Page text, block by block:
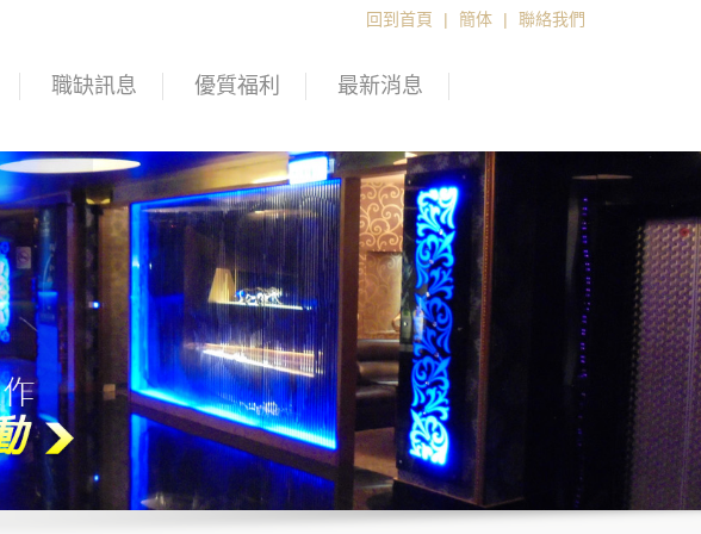
回到首頁 | 簡体 | 聯絡我們
職缺訊息 優質福利 最新消息